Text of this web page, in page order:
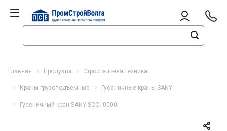
Главная Продукты Строительная техника
Краны грузоподъемные Гусеничные краны SANY
Гусеничный кран SANY SCC10000